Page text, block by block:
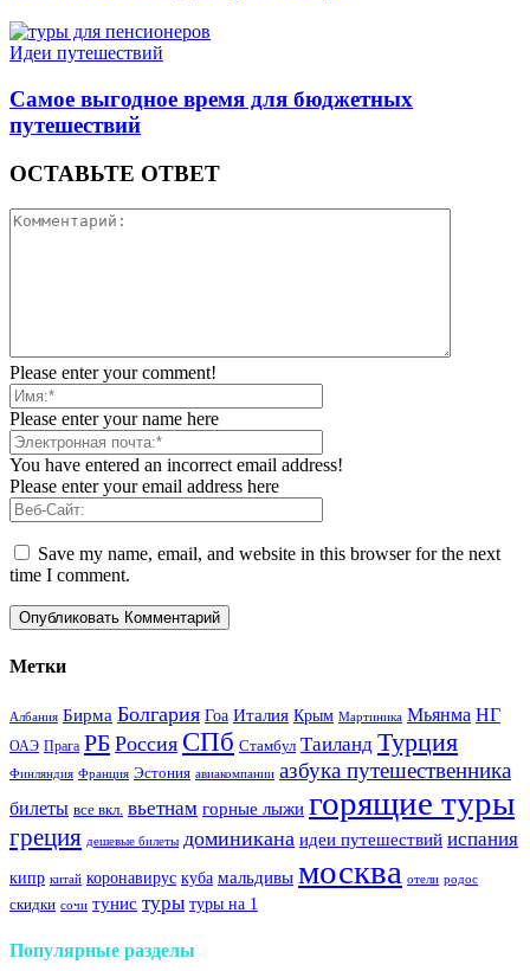
Идеи путешествий
Самое выгодное время для бюджетных
путешествий
ОСТАВЬТЕ ОТВЕТ
Please enter your comment!
Please enter your name here
You have entered an incorrect email address!
Please enter your email address here
Save my name, email, and website in this browser for the next
time I comment.
Метки
Албания Бирма Болгария Гоа Италия Крым Мартиника Мьянма НГ
ОАЭ Прага РБ Россия СПб Стамбул Таиланд Турция
Финляндия Франция Эстония авиакомпании азбука путешественника
билеты все вкл. вьетнам горные лыжи горящие туры
греция дешевые билеты доминикана идеи путешествий испания
кипр китай коронавирус куба мальдивы москва отели родос
скидки сочи тунис туры туры на 1
Популярные разделы